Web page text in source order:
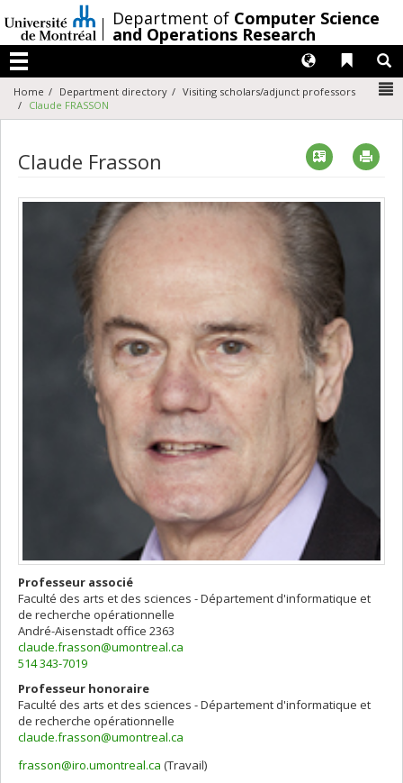
au
contenu
/Department of Computer Science
and Operations Research
Menu
Liens
Langues
Home Department directory
Visiting scholars/adjunct professors
Claude FRASSON
Claude Frasson Vcard
Professeur associé
Faculté des arts et des sciences - Département d'informatique et
de recherche opérationnelle
André-Aisenstadt office 2363
claude.frasson@umontreal.ca
514 343-7019
Professeur honoraire
Faculté des arts et des sciences - Département d'informatique et
de recherche opérationnelle
claude.frasson@umontreal.ca
frasson@iro.umontreal.ca (Travail)